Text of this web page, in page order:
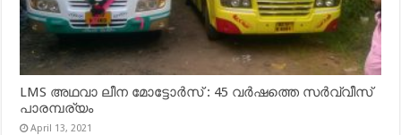
LMS അഥവാ ലീന മോട്ടോർസ് : 45 വർഷത്തെ സർവ്വീസ്
പാരമ്പര്യം
April 13, 2021